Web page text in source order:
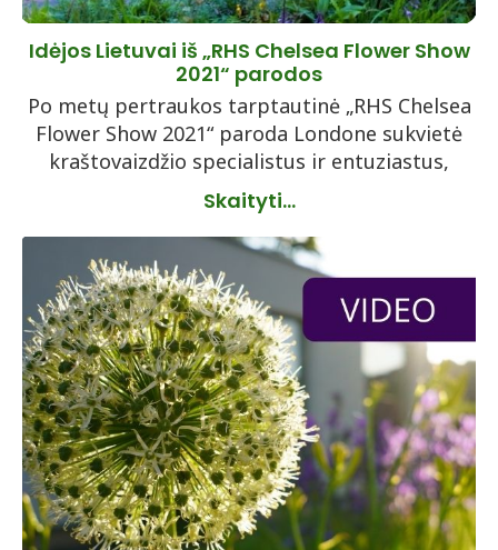
Idėjos Lietuvai iš „RHS Chelsea Flower Show
2021“ parodos
Po metų pertraukos tarptautinė „RHS Chelsea
Flower Show 2021“ paroda Londone sukvietė
kraštovaizdžio specialistus ir entuziastus,
Skaityti...